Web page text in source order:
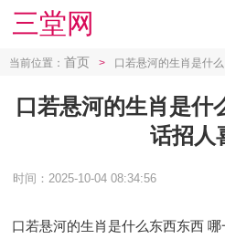
三堂网
当前位置： 首页 > 口若悬河的生肖是什
口若悬河的生肖是什
话招人
时间：2025-10-04 08:34:56
口若悬河的生肖是什么东西东西